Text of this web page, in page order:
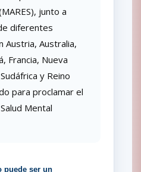
junto a
diferentes
Austria, Australia,
Francia, Nueva
y Reino
para proclamar el
Mental
puede ser un